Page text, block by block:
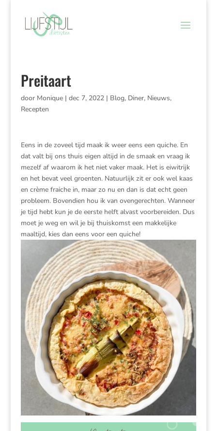
Preitaart
door Monique| dec 7, 2022| Blog, Diner, Nieuws,
Recepten
Eens in de zoveel tijd maak ik weer eens een quiche. En
dat valt bij ons thuis eigen altijd in de smaak en vraag ik
mezelf af waarom ik het niet vaker maak. Het is eiwitrijk
en het bevat veel groenten. Natuurlijk zit er ook wel kaas
en crème fraiche in, maar zo nu en dan is dat echt geen
probleem. Bovendien hou ik van ovengerechten. Wanneer
je tijd hebt kun je de eerste helft alvast voorbereiden. Dus
moet je weg en wil je bij thuiskomst een makkelijke
maaltijd, kies dan eens voor een quiche!